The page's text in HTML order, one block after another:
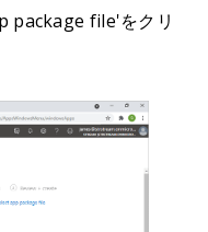
package file'をクリ